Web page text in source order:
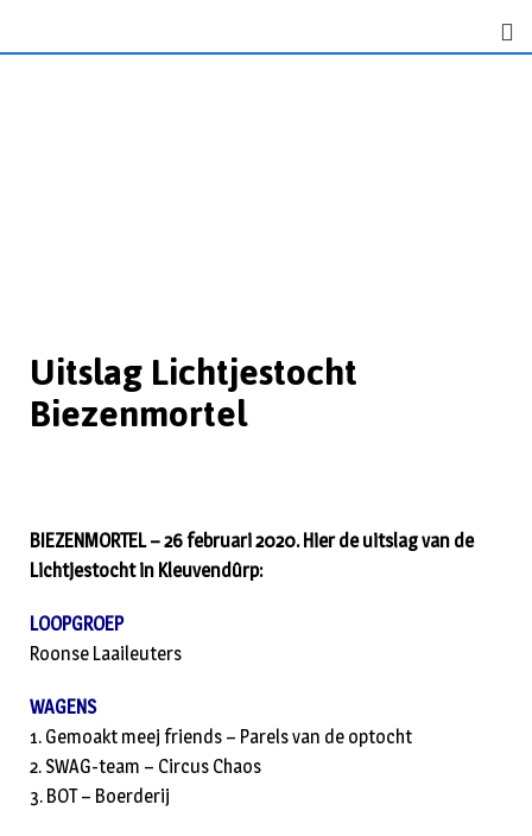
Uitslag Lichtjestocht
Biezenmortel
BIEZENMORTEL – 26 februari 2020. Hier de uitslag van de
Lichtjestocht in Kleuvendûrp:
LOOPGROEP
Roonse Laaileuters
WAGENS
1. Gemoakt meej friends – Parels van de optocht
2. SWAG-team – Circus Chaos
3. BOT – Boerderij